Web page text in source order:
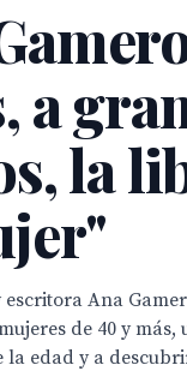
a
la
Ana
de 40 y
la edad y a